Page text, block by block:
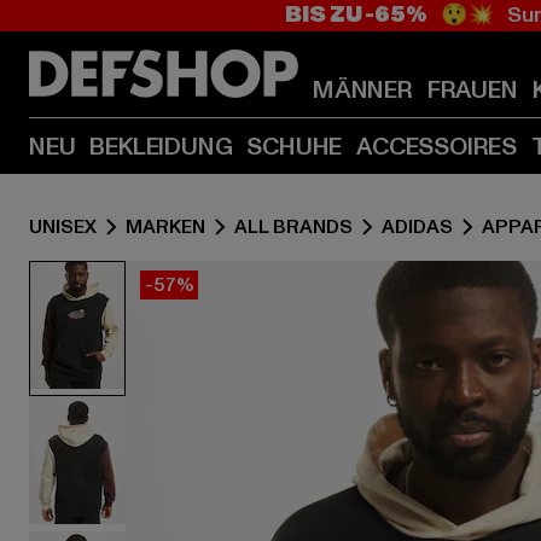
BIS ZU -65% 😲💥
MÄNNER FRAUEN
NEU BEKLEIDUNG SCHUHE ACCESSOIRES
UNISEX MARKEN ALL BRANDS ADIDAS
-57%